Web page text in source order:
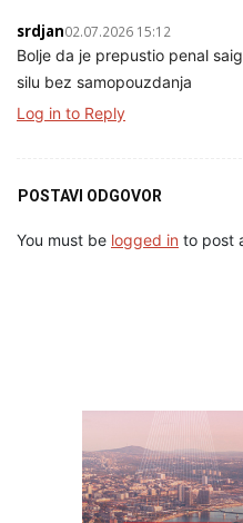
srdjan02.07.2026 15:12
Bolje da je prepustio penal
silu bez samopouzdanja
Log in to Reply
POSTAVI ODGOVOR
You must be logged in to post